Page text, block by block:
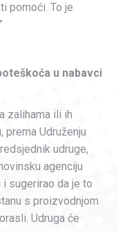
pomoći. To je
u nabavci
zalihama ili ih
prema Udruženju
udruge,
agenciju
sugerirao da je to
s proizvodnjom
Udruga će